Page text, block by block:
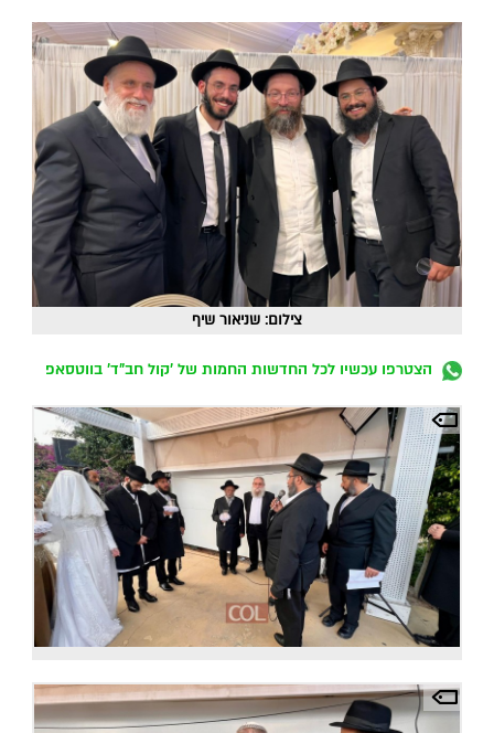
צילום: שניאור שיף
הצטרפו עכשיו לכל החדשות החמות של 'קול חב"ד' בווטסאפ